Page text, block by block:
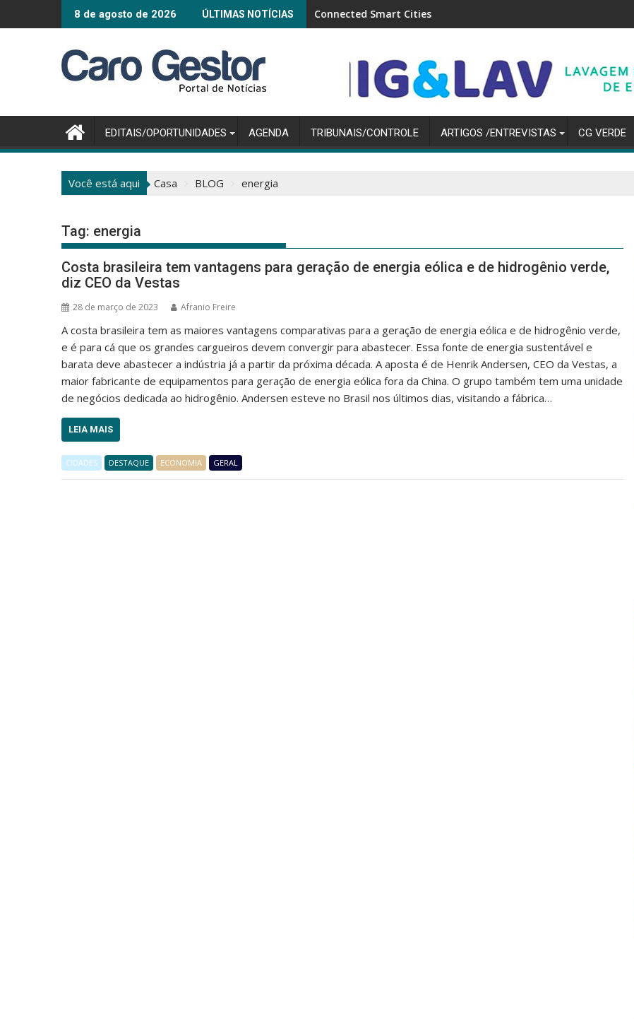
para
8 de agosto de 2026 ÚLTIMAS NOTÍCIASConnected Smart Cities
EDITAIS/OPORTUNIDADES AGENDA TRIBUNAIS/CONTROLE ARTIGOS /ENTREVISTAS CG VERDE
Você está aqui Casa BLOG energia
Tag: energia
Costa brasileira tem vantagens para geração de energia eólica e de hidrogênio verde,
diz CEO da Vestas
28 de março de 2023 Afranio Freire
A costa brasileira tem as maiores vantagens comparativas para a geração de energia eólica e de hidrogênio verde,
e é para cá que os grandes cargueiros devem convergir para abastecer. Essa fonte de energia sustentável e
barata deve abastecer a indústria já a partir da próxima década. A aposta é de Henrik Andersen, CEO da Vestas, a
maior fabricante de equipamentos para geração de energia eólica fora da China. O grupo também tem uma unidade
de negócios dedicada ao hidrogênio. Andersen esteve no Brasil nos últimos dias, visitando a fábrica…
LEIA MAIS
CIDADES DESTAQUE ECONOMIA GERAL